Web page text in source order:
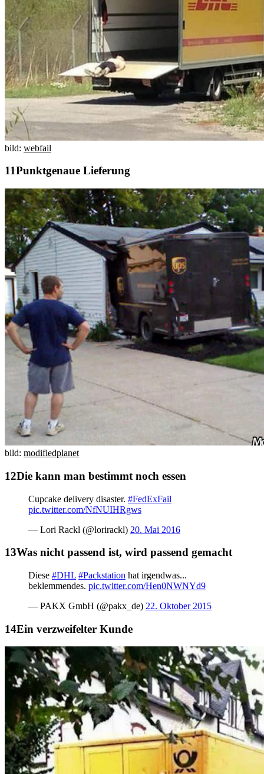
bild: webfail
Punktgenaue Lieferung
bild: modifiedplanet
Die kann man bestimmt noch essen
Cupcake delivery disaster. #FedExFail
pic.twitter.com/NfNUIHRgws
— Lori Rackl (@lorirackl) 20. Mai 2016
Was nicht passend ist, wird passend gemacht
Diese #DHL #Packstation hat irgendwas...
beklemmendes. pic.twitter.com/Hen0NWNYd9
— PAKX GmbH (@pakx_de) 22. Oktober 2015
Ein verzweifelter Kunde